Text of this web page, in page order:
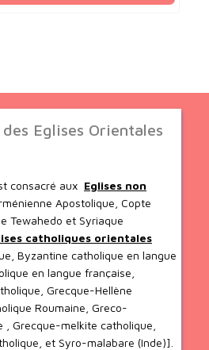
Eglises Orientales
consacré aux Eglises non
Apostolique, Copte
Tewahedo et Syriaque
catholiques orientales
Byzantine catholique en langue
en langue française,
Grecque-Hellène
Roumaine, Greco-
, Grecque-melkite catholique,
et Syro-malabare (Inde)].